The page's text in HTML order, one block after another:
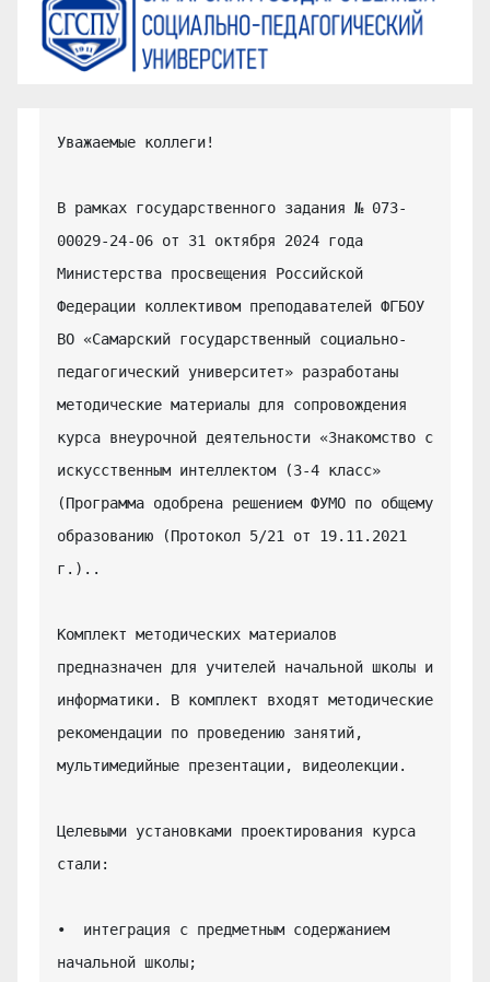
Уважаемые коллеги!
В рамках государственного задания № 073-
00029-24-06 от 31 октября 2024 года
Министерства просвещения Российской
Федерации коллективом преподавателей ФГБОУ
ВО «Самарский государственный социально-
педагогический университет» разработаны
методические материалы для сопровождения
курса внеурочной деятельности «Знакомство с
искусственным интеллектом (3-4 класс»
(Программа одобрена решением ФУМО по общему
образованию (Протокол 5/21 от 19.11.2021
г.)..
Комплект методических материалов
предназначен для учителей начальной школы и
информатики. В комплект входят методические
рекомендации по проведению занятий,
мультимедийные презентации, видеолекции.
Целевыми установками проектирования курса
стали:
•  интеграция с предметным содержанием
начальной школы;